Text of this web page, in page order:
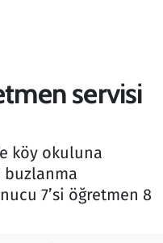
servisi
köy okuluna
buzlanma
7’si öğretmen 8